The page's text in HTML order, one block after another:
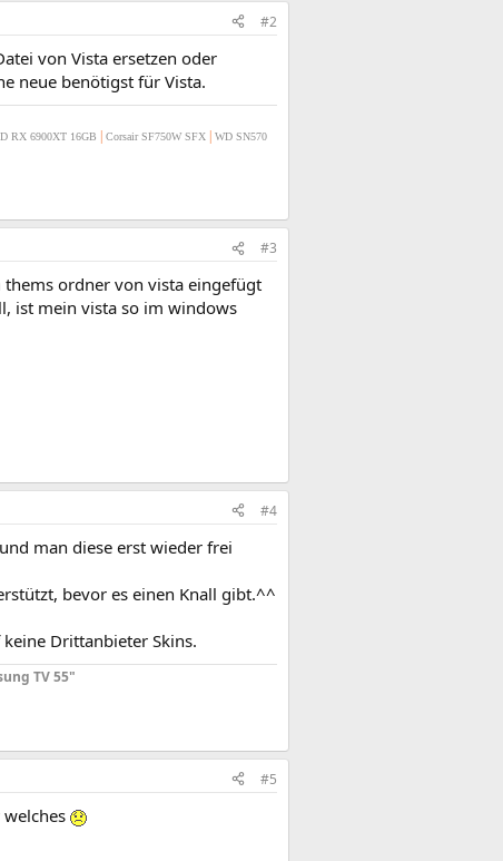
#2
von Vista ersetzen oder
neue benötigst für Vista.
RX 6900XT 16GB | Corsair SF750W SFX | WD SN570
#3
ordner von vista eingefügt
ist mein vista so im windows
#4
man diese erst wieder frei
bevor es einen Knall gibt.^^
Drittanbieter Skins.
TV 55"
#5